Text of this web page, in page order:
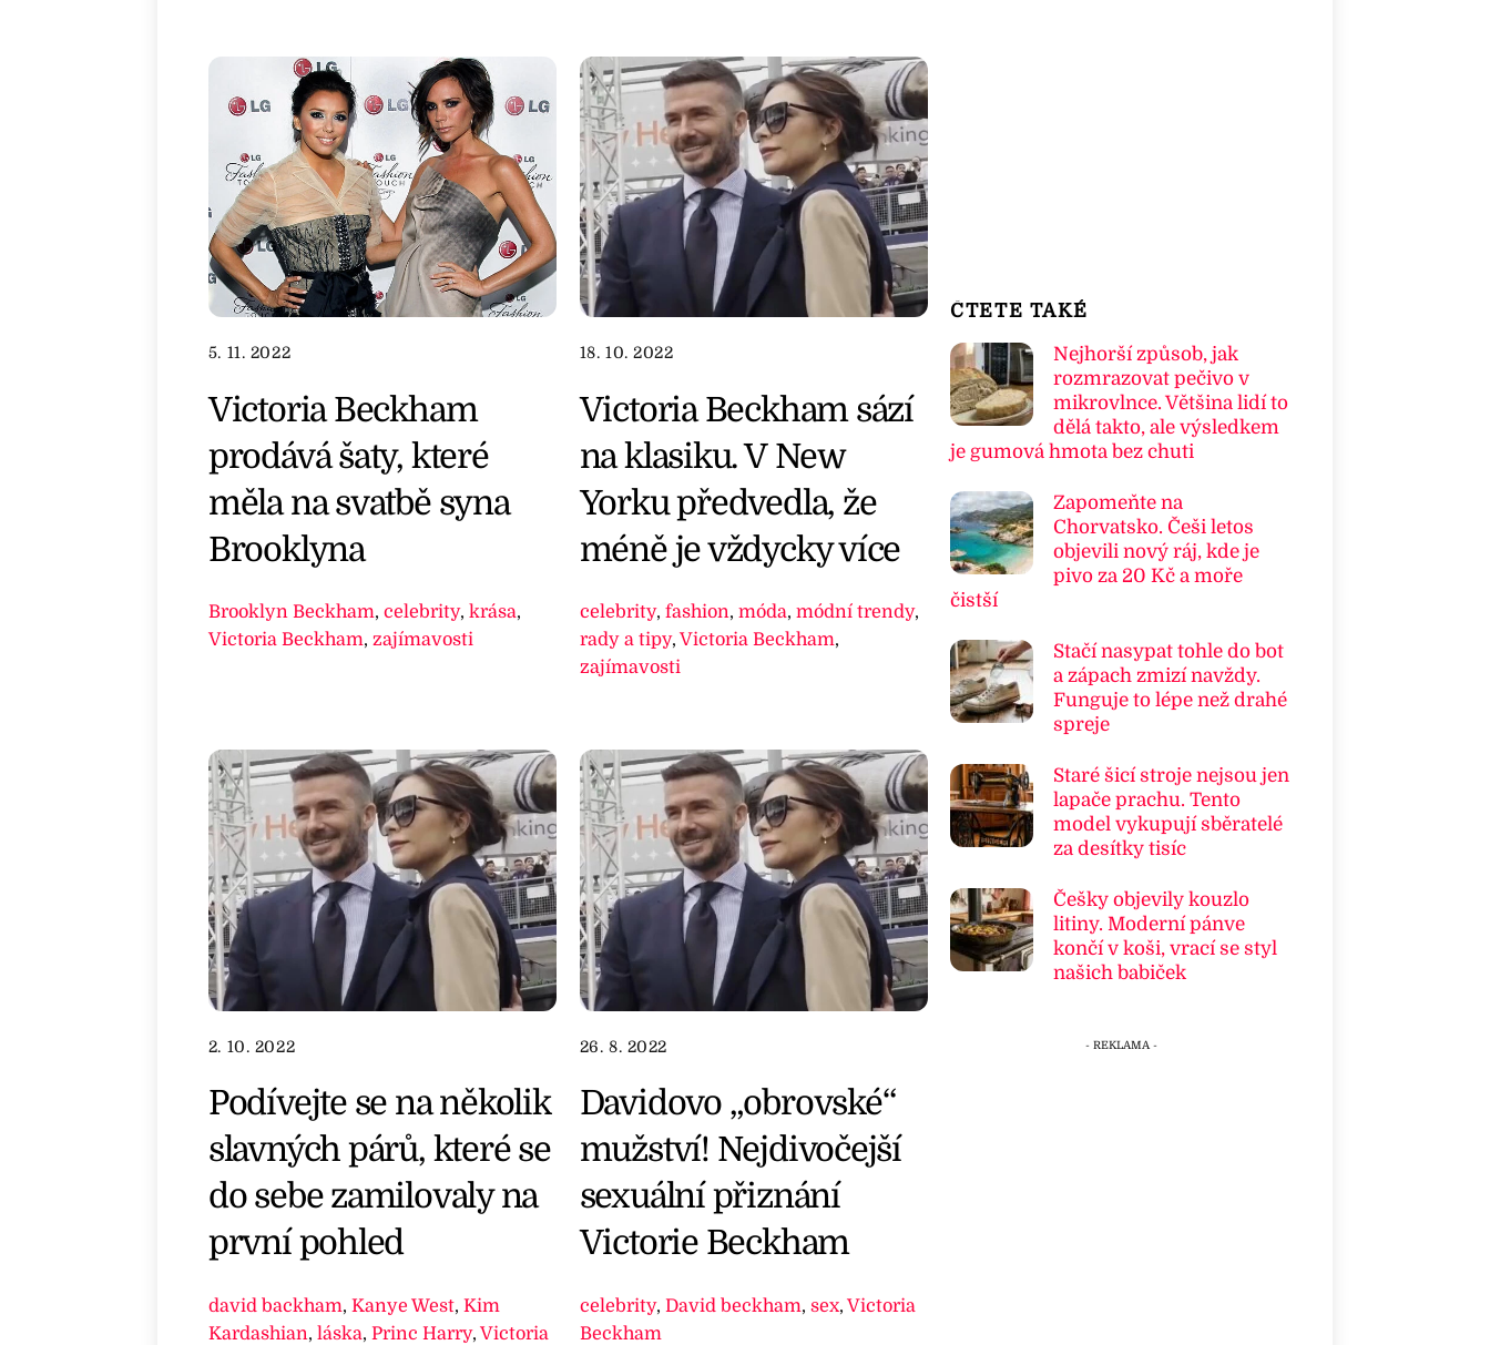
5. 11. 2022
Victoria Beckham
prodává šaty, které
měla na svatbě syna
Brooklyna
Brooklyn Beckham, celebrity, krása,
Victoria Beckham, zajímavosti
18. 10. 2022
Victoria Beckham sází
na klasiku. V New
Yorku předvedla, že
méně je vždycky více
celebrity, fashion, móda, módní trendy,
rady a tipy, Victoria Beckham,
zajímavosti
2. 10. 2022
Podívejte se na několik
slavných párů, které se
do sebe zamilovaly na
první pohled
david backham, Kanye West, Kim
Kardashian, láska, Princ Harry, Victoria
26. 8. 2022
Davidovo „obrovské“
mužství! Nejdivočejší
sexuální přiznání
Victorie Beckham
celebrity, David beckham, sex, Victoria
Beckham
ČTETE TAKÉ
Nejhorší způsob, jak
rozmrazovat pečivo v
mikrovlnce. Většina lidí to
dělá takto, ale výsledkem
je gumová hmota bez chuti
Zapomeňte na
Chorvatsko. Češi letos
objevili nový ráj, kde je
pivo za 20 Kč a moře
čistší
Stačí nasypat tohle do bot
a zápach zmizí navždy.
Funguje to lépe než drahé
spreje
Staré šicí stroje nejsou jen
lapače prachu. Tento
model vykupují sběratelé
za desítky tisíc
Češky objevily kouzlo
litiny. Moderní pánve
končí v koši, vrací se styl
našich babiček